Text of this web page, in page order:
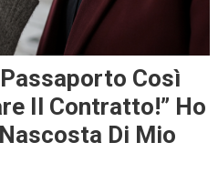
Così
Il Contratto!” Ho
Di Mio